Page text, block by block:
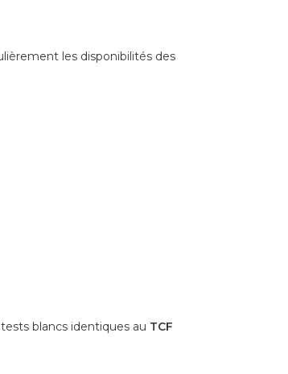
les disponibilités des
blancs identiques au TCF